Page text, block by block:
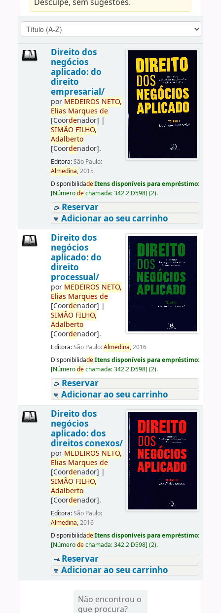
Desculpe, sem sugestões.
Direito dos
negócios
aplicado: do
direito
empresarial/
por MEDEIROS NETO,
Elias Marques de
[Coordenador] |
SIMÃO FILHO,
Adalberto
[Coordenador].
Editora:São Paulo:
Almedina,2015
Disponibilidade:Itens disponíveis para empréstimo:
[Númerodechamada:342.2 D598] (2).
Reservar
Adicionar ao seu carrinho
Direito dos
negócios
aplicado: do
direito
processual/
por MEDEIROS NETO,
Elias Marques de
[Coordenador] |
SIMÃO FILHO,
Adalberto
[Coordenador].
Editora:São Paulo:Almedina,2016
Disponibilidade:Itens disponíveis para empréstimo:
[Númerodechamada:342.2 D598] (2).
Reservar
Adicionar ao seu carrinho
Direito dos
negócios
aplicado: dos
direitos conexos/
por MEDEIROS NETO,
Elias Marques de
[Coordenador] |
SIMÃO FILHO,
Adalberto
[Coordenador].
Editora:São Paulo:
Almedina,2016
Disponibilidade:Itens disponíveis para empréstimo:
[Númerodechamada:342.2 D598] (2).
Reservar
Adicionar ao seu carrinho
Não encontrou o
que procura?